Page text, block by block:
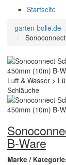
Startseite
garten-bolle.de
B-Ware
Marke /